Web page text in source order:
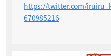
https://twitter.com/
670985216